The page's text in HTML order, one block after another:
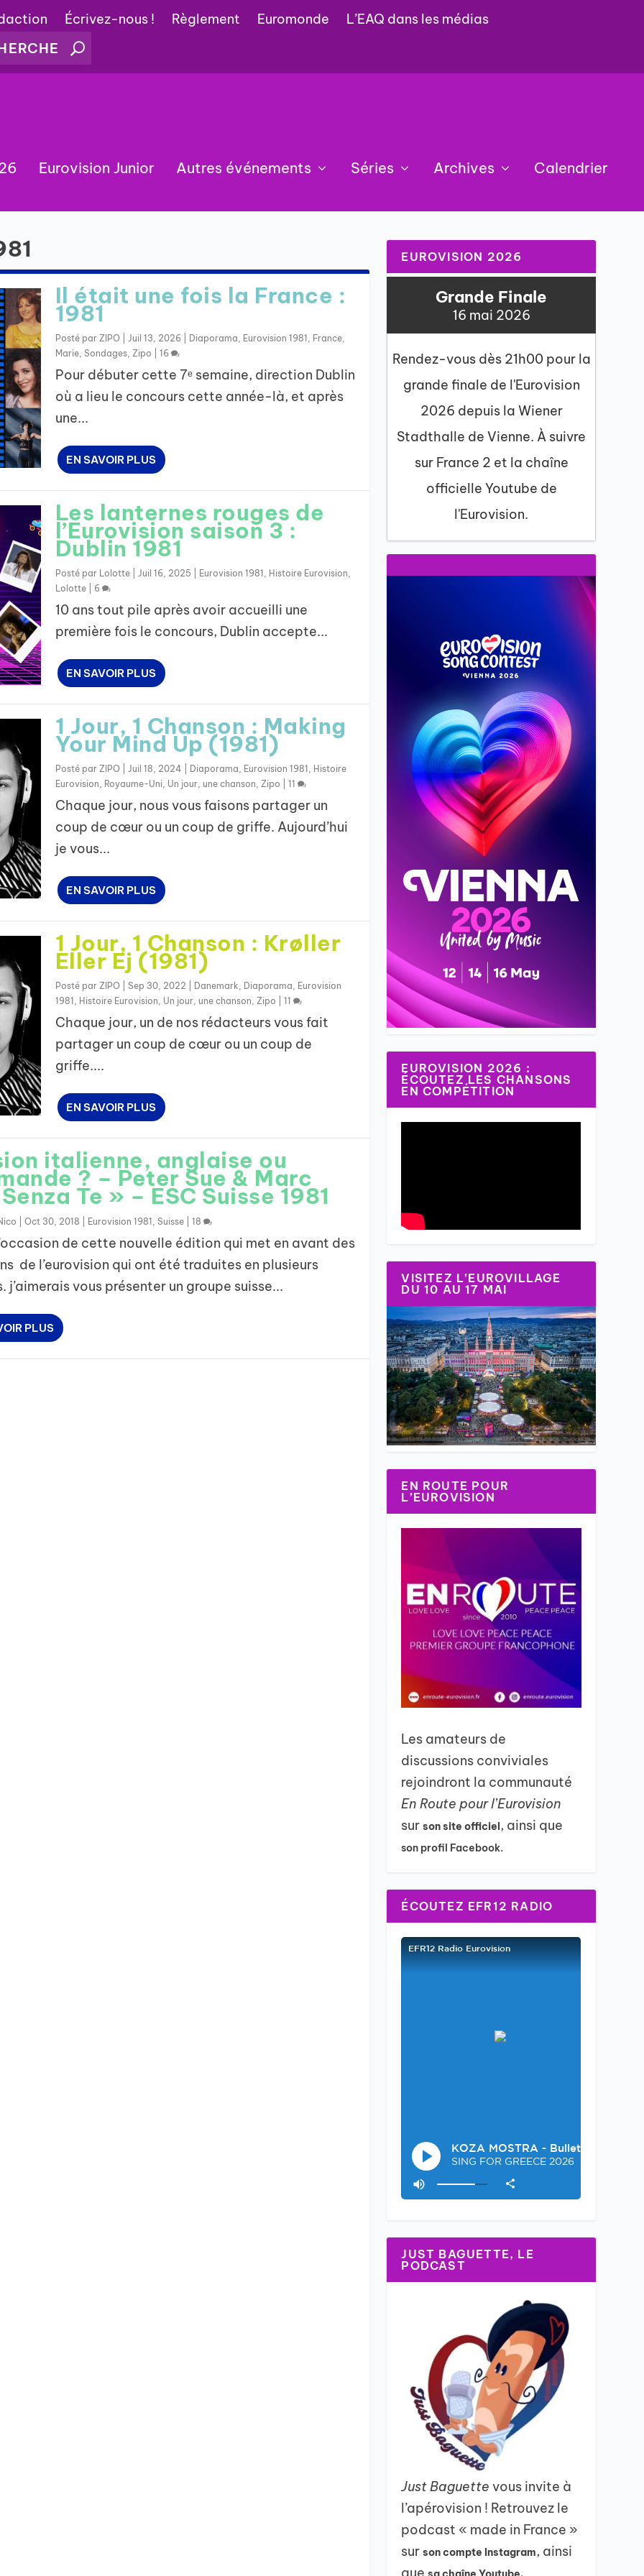
Écrivez-nous ! Règlement Euromonde L’EAQ dans les médias
Eurovision Junior Autres événements Séries Archives Calendrier
Il était une fois la France :
1981
Posté par ZIPO| Juil 13, 2026| Diaporama Eurovision 1981 France,
Marie, Sondages, Zipo 16
Pour débuter cette 7ᵉ semaine, direction Dublin
où a lieu le concours cette année-là, et après
une...
EN SAVOIR PLUS
Les lanternes rouges de
l’Eurovision saison 3 :
Dublin 1981
Posté par Lolotte| Juil 16, 2025 Eurovision 1981 Histoire Eurovision
Lolotte| 6
10 ans tout pile après avoir accueilli une
première fois le concours, Dublin accepte...
EN SAVOIR PLUS
1 Jour, 1 Chanson : Making
Your Mind Up (1981)
Posté par ZIPO| Juil 18, 2024 Diaporama Eurovision 1981 Histoire
Eurovision Royaume-Uni Un jour, une chanson Zipo 11
Chaque jour, nous vous faisons partager un
coup de cœur ou un coup de griffe. Aujourd’hui
je vous...
EN SAVOIR PLUS
1 Jour, 1 Chanson : Krøller
Eller Ej (1981)
Posté par ZIPO| Sep 30, 2022 Danemark Diaporama Eurovision
1981 Histoire Eurovision Un jour, une chanson Zipo 11
Chaque jour, un de nos rédacteurs vous fait
partager un coup de cœur ou un coup de
griffe....
EN SAVOIR PLUS
italienne, anglaise ou
? – Peter Sue & Marc
Te » – ESC Suisse 1981
|Oct 30, 2018 Eurovision 1981 ,Suisse |18
de cette nouvelle édition qui met en avant des
de l’eurovision qui ont été traduites en plusieurs
j’aimerais vous présenter un groupe suisse...
PLUS
EUROVISION 2026
Grande Finale
16 mai 2026
Rendez-vous dès 21h00 pour la
grande finale de l'Eurovision
2026 depuis la Wiener
Stadthalle de Vienne. À suivre
sur France 2 et la chaîne
officielle Youtube de
l'Eurovision.
EUROVISION 2026 :
ÉCOUTEZ LES CHANSONS
EN COMPÉTITION
VISITEZ L’EUROVILLAGE
DU 10 AU 17 MAI
EN ROUTE POUR
L’EUROVISION
Les amateurs de
discussions conviviales
rejoindront la communauté
En Route pour l’Eurovision
surson site officiel, ainsi que
son profil Facebook.
ÉCOUTEZ EFR12 RADIO
JUST BAGUETTE, LE
PODCAST
Just Baguettevous invite à
l’apérovision ! Retrouvez le
podcast « made in France »
surson compte Instagram, ainsi